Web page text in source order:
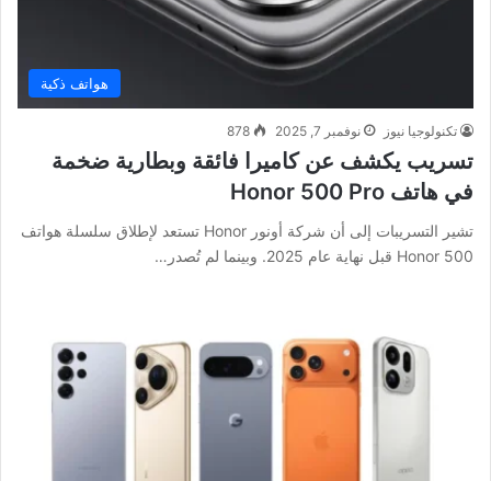
هواتف ذكية
تكنولوجيا نيوز نوفمبر 7, 2025 878
تسريب يكشف عن كاميرا فائقة وبطارية ضخمة
في هاتف Honor 500 Pro
تشير التسريبات إلى أن شركة أونور Honor تستعد لإطلاق سلسلة هواتف
Honor 500 قبل نهاية عام 2025. وبينما لم تُصدر…